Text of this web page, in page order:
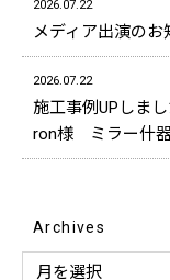
2026.07.22
メディア出演のお
2026.07.22
施工事例UPしま
ron様 ミラー什
Archives